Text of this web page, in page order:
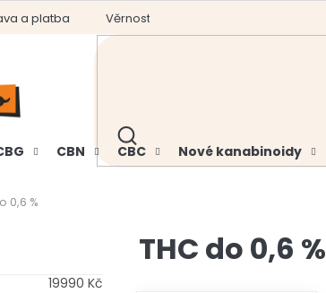
a platba Věrnostní program
HLEDAT
CBN CBC Nové kanabinoidy
0,6 %
19990 Kč
THC do 0,6 %